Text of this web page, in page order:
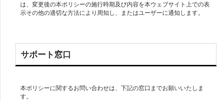
は、変更後の本ポリシーの施行時期及び内容を本ウェブサイト上での表
示その他の適切な方法により周知し、またはユーザーに通知します。
サポート窓口
本ポリシーに関するお問い合わせは、下記の窓口までお願いいたしま
す。